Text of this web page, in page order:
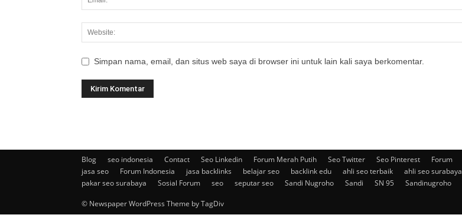
Simpan nama, email, dan situs web saya di browser ini untuk lain kali saya berkomentar.
Blog seo indonesia Contact Seo Linkedin Forum Merah Putih Seo Twitter Seo Pinterest Forum
jasa seo
Forum Indonesia jasa backlinks belajar seo backlink edu ahli seo terbaik ahli seo surabaya
pakar seo surabaya
Sosial Forum seo seputar seo Sandi Nugroho Sandi SN 95 Sandinugroho
© Newspaper WordPress Theme by TagDiv